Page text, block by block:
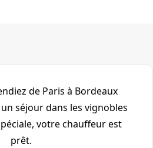
de Paris à Bordeaux
séjour dans les vignobles
votre chauffeur est
prêt.